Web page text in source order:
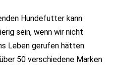
Hundefutter kann
sein, wenn wir nicht
Leben gerufen hätten.
50 verschiedene Marken